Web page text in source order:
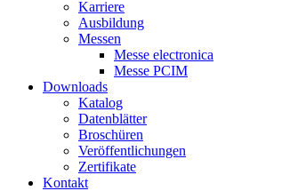
Karriere
Ausbildung
Messen
Messe electronica
Messe PCIM
Downloads
Katalog
Datenblätter
Broschüren
Veröffentlichungen
Zertifikate
Kontakt